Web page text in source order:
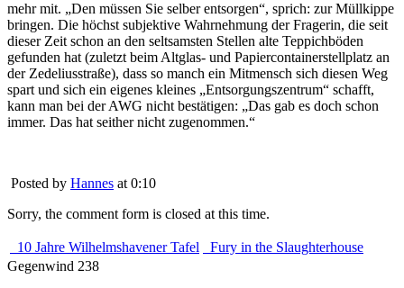
mehr mit. „Den müssen Sie selber entsorgen“, sprich: zur Müllkippe
bringen. Die höchst subjektive Wahrnehmung der Fragerin, die seit
dieser Zeit schon an den seltsamsten Stellen alte Teppichböden
gefunden hat (zuletzt beim Altglas- und Papiercontainerstellplatz an
der Zedeliusstraße), dass so manch ein Mitmensch sich diesen Weg
spart und sich ein eigenes kleines „Entsorgungszentrum“ schafft,
kann man bei der AWG nicht bestätigen: „Das gab es doch schon
immer. Das hat seither nicht zugenommen.“
Posted by Hannes at 0:10
Sorry, the comment form is closed at this time.
10 Jahre Wilhelmshavener Tafel
Fury in the Slaughterhouse
Gegenwind 238